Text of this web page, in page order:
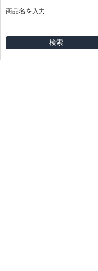
商品名を入力